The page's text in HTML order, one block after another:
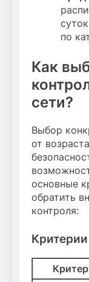
по
Как
сети?
Выбор
от
основные
обратить
контроля: